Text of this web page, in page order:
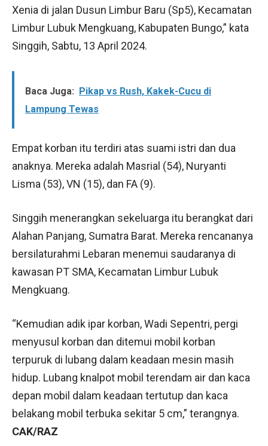
Xenia di jalan Dusun Limbur Baru (Sp5), Kecamatan
Limbur Lubuk Mengkuang, Kabupaten Bungo,” kata
Singgih, Sabtu, 13 April 2024.
Baca Juga: Pikap vs Rush, Kakek-Cucu di
Lampung Tewas
Empat korban itu terdiri atas suami istri dan dua
anaknya. Mereka adalah Masrial (54), Nuryanti
Lisma (53), VN (15), dan FA (9).
Singgih menerangkan sekeluarga itu berangkat dari
Alahan Panjang, Sumatra Barat. Mereka rencananya
bersilaturahmi Lebaran menemui saudaranya di
kawasan PT SMA, Kecamatan Limbur Lubuk
Mengkuang.
“Kemudian adik ipar korban, Wadi Sepentri, pergi
menyusul korban dan ditemui mobil korban
terpuruk di lubang dalam keadaan mesin masih
hidup. Lubang knalpot mobil terendam air dan kaca
depan mobil dalam keadaan tertutup dan kaca
belakang mobil terbuka sekitar 5 cm,” terangnya.
CAK/RAZ